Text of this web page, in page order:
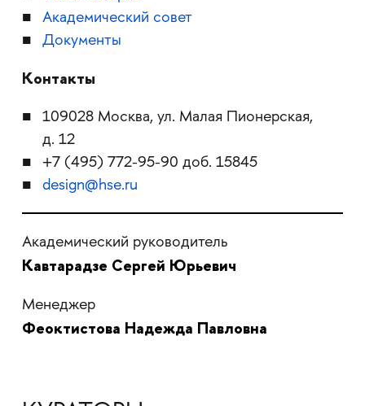
Академический совет
Документы
Контакты
109028 Москва, ул. Малая Пионерская,
д. 12
+7 (495) 772-95-90 доб. 15845
design@hse.ru
Академический руководитель
Кавтарадзе Сергей Юрьевич
Менеджер
Феоктистова Надежда Павловна